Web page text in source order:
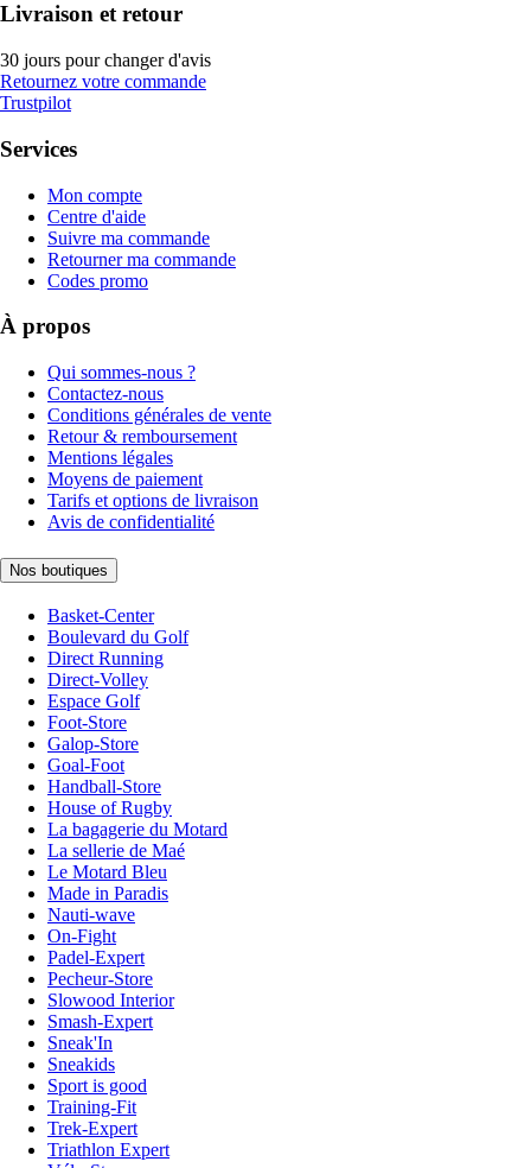
Livraison et retour
30 jours pour changer d'avis
Retournez votre commande
Trustpilot
Services
Mon compte
Centre d'aide
Suivre ma commande
Retourner ma commande
Codes promo
À propos
Qui sommes-nous ?
Contactez-nous
Conditions générales de vente
Retour & remboursement
Mentions légales
Moyens de paiement
Tarifs et options de livraison
Avis de confidentialité
Nos boutiques
Basket-Center
Boulevard du Golf
Direct Running
Direct-Volley
Espace Golf
Foot-Store
Galop-Store
Goal-Foot
Handball-Store
House of Rugby
La bagagerie du Motard
La sellerie de Maé
Le Motard Bleu
Made in Paradis
Nauti-wave
On-Fight
Padel-Expert
Pecheur-Store
Slowood Interior
Smash-Expert
Sneak'In
Sneakids
Sport is good
Training-Fit
Trek-Expert
Triathlon Expert